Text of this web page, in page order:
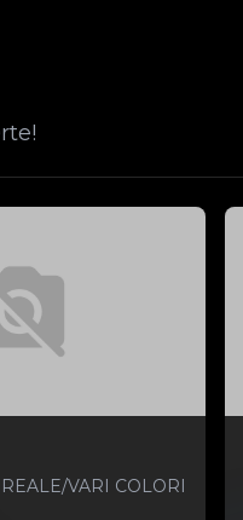
VARI COLORI